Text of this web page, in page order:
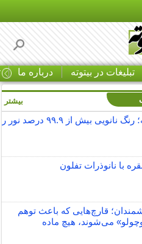
تبلیغات در بیتوته درباره ما
سیاه‌تر از همیشه؛ رنگ نانویی بیش از ۹۹.۹ درصد نور
با نانوذرات تفلون
قارچ‌هایی که باعث توهم
می‌شوند، هیچ ماده
بیشتر